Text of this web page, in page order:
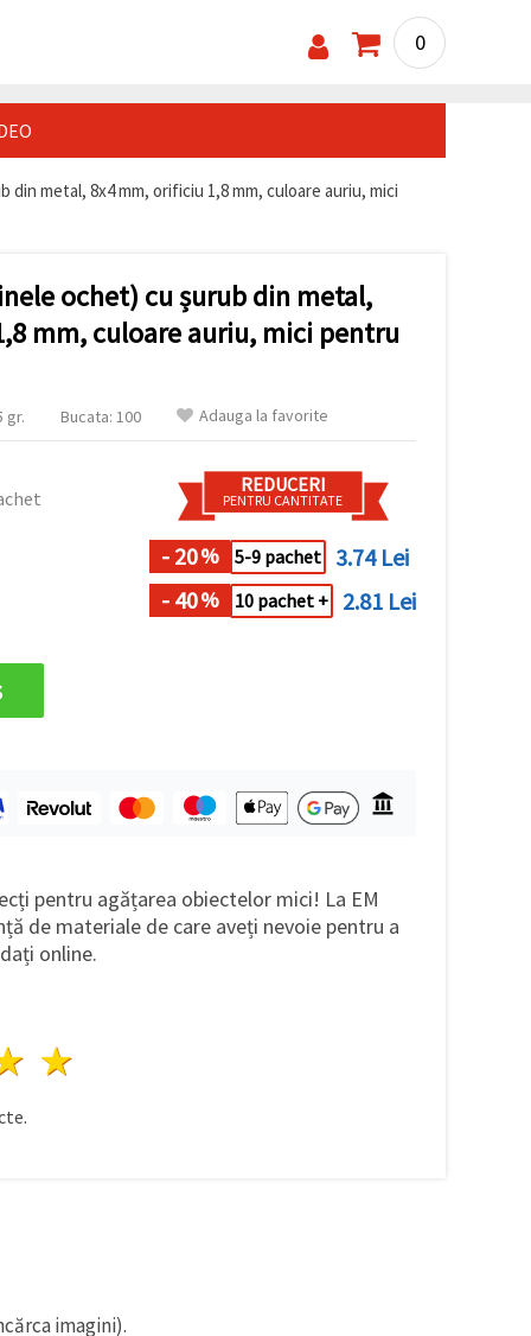
0
din metal, 8x4 mm, orificiu 1,8 mm, culoare auriu, mici
ochet) cu șurub din metal,
mm, culoare auriu, mici pentru
gr. Bucata: 100 Adauga la favorite
REDUCERI
PENTRU CANTITATE
- 20% 5-9 pachet
3.74 Lei
- 40% 10 pachet + 2.81 Lei
pentru agățarea obiectelor mici! La EM
de materiale de care aveți nevoie pentru a
online.
4 stele
stele
imagini).